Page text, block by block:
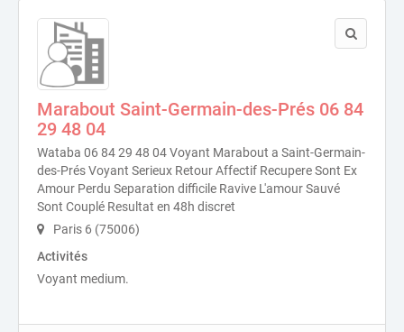
Marabout Saint-Germain-des-Prés 06 84
29 48 04
Wataba 06 84 29 48 04 Voyant Marabout a Saint-Germain-
des-Prés Voyant Serieux Retour Affectif Recupere Sont Ex
Amour Perdu Separation difficile Ravive L'amour Sauvé
Sont Couplé Resultat en 48h discret
Paris 6 (75006)
Activités
Voyant medium.